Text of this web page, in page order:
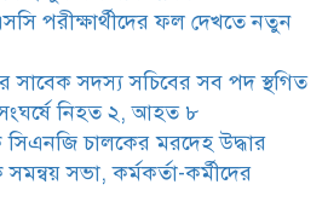
খাল থেকে সিএনজি চালকের
মাসিক সমন্বয় সভা,
কর্মীদের সম্মাননা প্রদান
পরীক্ষার্থীদের ফল দেখতে নতুন
সাবেক সদস্য সচিবের সব পদ স্থগিত
নিহত ২, আহত ৮
সিএনজি চালকের মরদেহ উদ্ধার
সভা, কর্মকর্তা-কর্মীদের